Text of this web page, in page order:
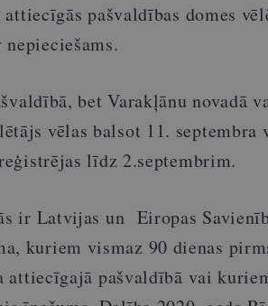
pašvaldības domes
bet Varakļānu novadā
vēlas balsot 11. septembra
līdz 2.septembrim.
ir Latvijas un Eiropas
kuriem vismaz 90 dienas
attiecīgajā pašvaldībā vai